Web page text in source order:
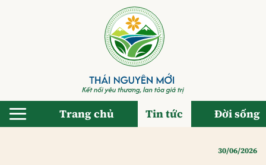
Trang chủ Tin tức Đời sống
30/06/2026